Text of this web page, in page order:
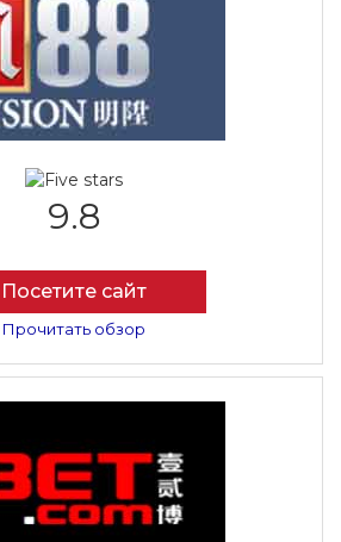
9.8
Посетите сайт
Прочитать обзор